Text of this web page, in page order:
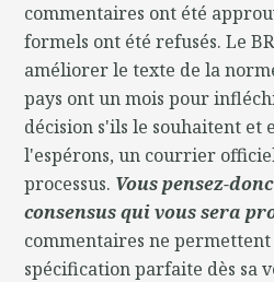
commentaires ont été
formels ont été refusés. Le
améliorer le texte de la
pays ont un mois pour
décision s'ils le souhaitent et
l'espérons, un courrier
processus. Vous pensez-
consensus qui vous sera
commentaires ne
spécification parfaite dès sa